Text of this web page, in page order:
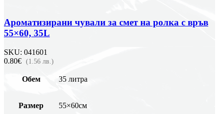
Ароматизирани чували за смет на ролка с връв
55×60, 35L
SKU: 041601
0.80€ (1.56 лв.)
Обем 35 литра
Размер 55×60см